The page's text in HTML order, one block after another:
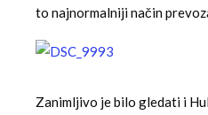
to najnormalniji način
Zanimljivo je bilo gledati i